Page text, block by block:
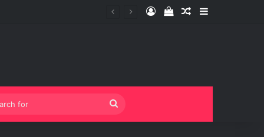
Log InView your
Random Article
Sidebar
for